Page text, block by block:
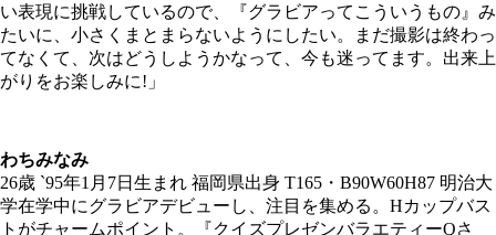
い表現に挑戦しているので、『グラビアってこういうもの』み
たいに、小さくまとまらないようにしたい。まだ撮影は終わっ
てなくて、次はどうしようかなって、今も迷ってます。出来上
がりをお楽しみに!」
わちみなみ
26歳 `95年1月7日生まれ 福岡県出身 T165・B90W60H87 明治大
学在学中にグラビアデビューし、注目を集める。Hカップバス
トがチャームポイント。『クイズプレゼンバラエティーQさ